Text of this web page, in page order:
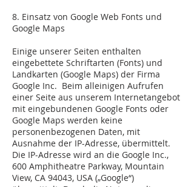
8. Einsatz von Google Web Fonts und
Google Maps
Einige unserer Seiten enthalten
eingebettete Schriftarten (Fonts) und
Landkarten (Google Maps) der Firma
Google Inc. Beim alleinigen Aufrufen
einer Seite aus unserem Internetangebot
mit eingebundenen Google Fonts oder
Google Maps werden keine
personenbezogenen Daten, mit
Ausnahme der IP-Adresse, übermittelt.
Die IP-Adresse wird an die Google Inc.,
600 Amphitheatre Parkway, Mountain
View, CA 94043, USA („Google“)